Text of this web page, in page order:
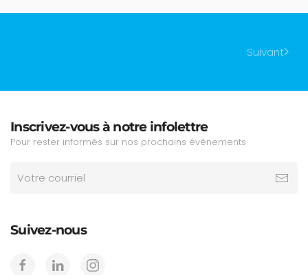
Suivant
Inscrivez-vous à notre infolettre
Pour rester informés sur nos prochains événements
Suivez-nous